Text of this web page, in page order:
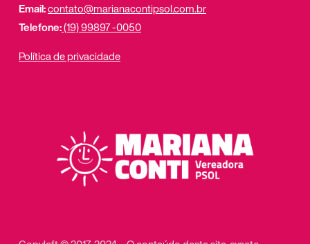
Email:contato@marianacontipsol.com.br
Telefone:(19) 99897 -0050
Política de privacidade